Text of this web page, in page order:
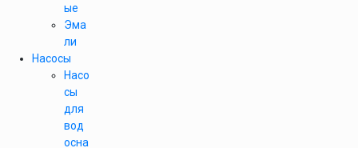
ые
Эма
ли
Насосы
Насо
сы
для
вод
осна